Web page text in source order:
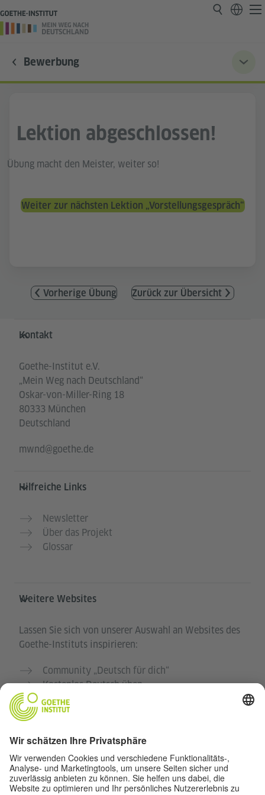
Bewerbung
Lektion abgeschlossen!
Übung macht den Meister, weiter so!
Weiter zur nächsten Lektion „Vorstellungsgespräch“
Vorherige Übung Zurück zur Übersicht
Service- und Informationsbereich
Kontakt
Goethe-Institut e.V.
„Mein Weg nach Deutschland“
Oskar-von-Miller-Ring 18
80333 München
Deutschland
mwnd@goethe.de
Hilfreiche Links
Newsletter
Über das Projekt
Glossar
Weitere Websites
Lassen Sie sich von unserer Auswahl an Websites des
Goethe-Instituts inspirieren:
Community „Deutsch für dich“
Kostenlos Deutsch üben
Deutschkurse des Goethe-Instituts
Lehrkräfteportal „Deutschstunde“
Datenschutz und Barrierefreiheit